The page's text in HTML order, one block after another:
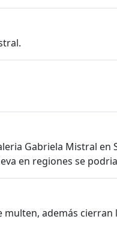
Gabriela Mistral
en regiones se
además